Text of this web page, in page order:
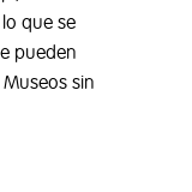
que se
pueden
sin